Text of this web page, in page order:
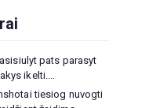
pats parasyt
ikelti....
tiesiog nuvogti